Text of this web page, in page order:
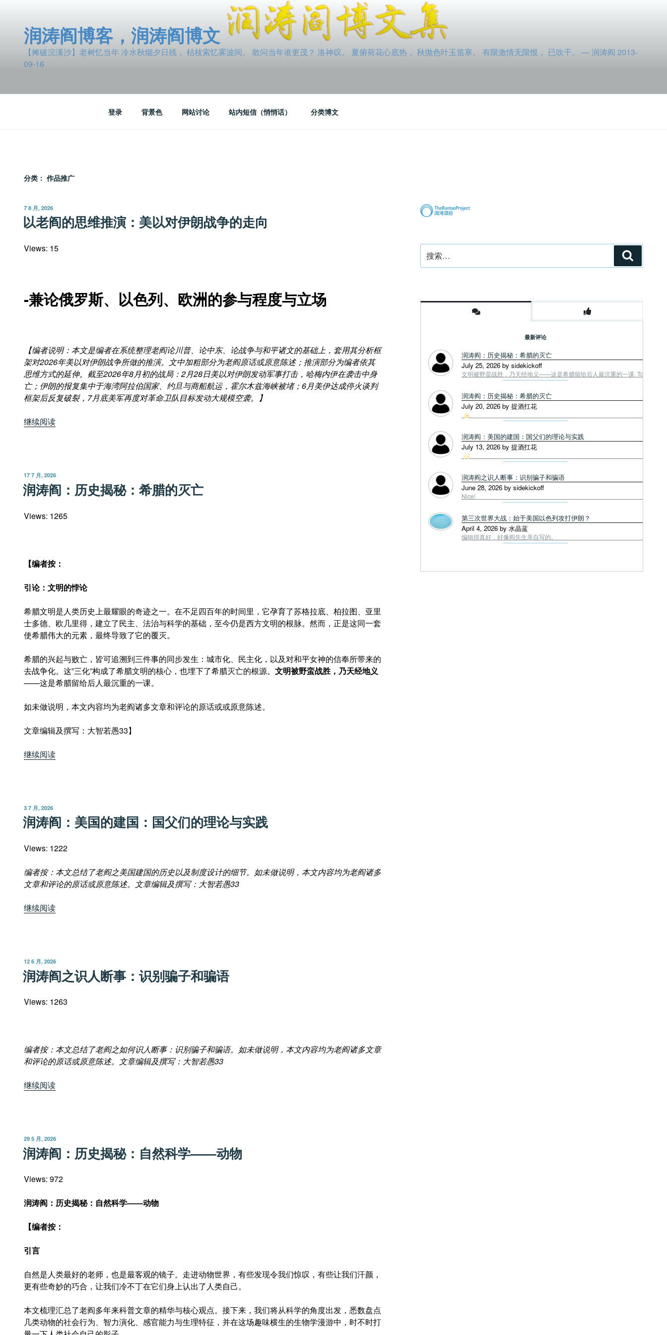
润涛阎博客，润涛阎博文
【摊破浣溪沙】老树忆当年 冷水秋烟夕日残， 枯枝索忆雾波间。 敢问当年谁更茂？ 洛神叹。 夏俯荷花心底热， 秋抛色叶玉笛寒。 有限激情无限恨， 已吹干。 — 润涛阎 2013-
09-16
登录 背景色 网站讨论 站内短信（悄悄话） 分类博文
分类： 作品推广
发
布
于
7 8 月, 2026
以老阎的思维推演：美以对伊朗战争的走向
Views: 15
-兼论俄罗斯、以色列、欧洲的参与程度与立场
【编者说明：本文是编者在系统整理老阎论川普、论中东、论战争与和平诸文的基础上，套用其分析框
架对2026年美以对伊朗战争所做的推演。文中加粗部分为老阎原话或原意陈述；推演部分为编者依其
思维方式的延伸。截至2026年8月初的战局：2月28日美以对伊朗发动军事打击，哈梅内伊在袭击中身
亡；伊朗的报复集中于海湾阿拉伯国家、约旦与商船航运，霍尔木兹海峡被堵；6月美伊达成停火谈判
框架后反复破裂，7月底美军再度对革命卫队目标发动大规模空袭。】
继续阅读“以
维
推
美
朗
争
走
向”
发
布
于
17 7 月, 2026
润涛阎：历史揭秘：希腊的灭亡
Views: 1265
【编者按：
引论：文明的悖论
希腊文明是人类历史上最耀眼的奇迹之一。在不足四百年的时间里，它孕育了苏格拉底、柏拉图、亚里
士多德、欧几里得，建立了民主、法治与科学的基础，至今仍是西方文明的根脉。然而，正是这同一套
使希腊伟大的元素，最终导致了它的覆灭。
希腊的兴起与败亡，皆可追溯到三件事的同步发生：城市化、民主化，以及对和平女神的信奉所带来的
去战争化。这”三化”构成了希腊文明的核心，也埋下了希腊灭亡的根源。 文明被野蛮战胜，乃天经地义
——这是希腊留给后人最沉重的一课。
如未做说明，本文内容均为老阎诸多文章和评论的原话或或原意陈述。
文章编辑及撰写：大智若愚33】
继续阅读“润
秘：
腊
灭
亡”
发
布
于
3 7 月, 2026
润涛阎：美国的建国：国父们的理论与实践
Views: 1222
编者按：本文总结了老阎之美国建国的历史以及制度设计的细节。如未做说明，本文内容均为老阎诸多
文章和评论的原话或原意陈述。文章编辑及撰写：大智若愚33
继续阅读“润
的
建
国
理
论
实
发
布
于
12 6 月, 2026
润涛阎之识人断事：识别骗子和骗语
Views: 1263
编者按：本文总结了老阎之如何识人断事：识别骗子和骗语。如未做说明，本文内容均为老阎诸多文章
和评论的原话或原意陈述。文章编辑及撰写：大智若愚33
继续阅读“润
人
断
识
骗
和
发
布
于
29 5 月, 2026
润涛阎：历史揭秘：自然科学——动物
Views: 972
润涛阎：历史揭秘：自然科学——动物
【编者按：
引言
自然是人类最好的老师，也是最客观的镜子。走进动物世界，有些发现令我们惊叹，有些让我们汗颜，
更有些奇妙的巧合，让我们冷不丁在它们身上认出了人类自己。
本文梳理汇总了老阎多年来科普文章的精华与核心观点。接下来，我们将从科学的角度出发，悉数盘点
几类动物的社会行为、智力演化、感官能力与生理特征，并在这场趣味横生的生物学漫游中，时不时打
索：
索
最新评论
润涛阎：历史揭秘：希腊的灭亡
July 25, 2026 by sidekickoff
文明被野蛮战胜，乃天经地义——这是希腊留给后人最沉重的一课. Tough
润涛阎：历史揭秘：希腊的灭亡
July 20, 2026 by 提酒扛花
润涛阎：美国的建国：国父们的理论与实践
July 13, 2026 by 提酒扛花
润涛阎之识人断事：识别骗子和骗语
June 28, 2026 by sidekickoff
Nice!
第三次世界大战：始于美国以色列攻打伊朗？
April 4, 2026 by 水晶蓝
编辑得真好，好像阎先生亲自写的。